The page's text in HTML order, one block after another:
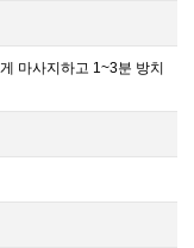
마사지하고 1~3분 방치